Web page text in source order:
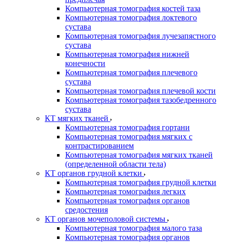
Компьютерная томография костей таза
Компьютерная томография локтевого
сустава
Компьютерная томография лучезапястного
сустава
Компьютерная томография нижней
конечности
Компьютерная томография плечевого
сустава
Компьютерная томография плечевой кости
Компьютерная томография тазобедренного
сустава
КТ мягких тканей
Компьютерная томография гортани
Компьютерная томография мягких с
контрастированием
Компьютерная томография мягких тканей
(определенной области тела)
КТ органов грудной клетки
Компьютерная томография грудной клетки
Компьютерная томография легких
Компьютерная томография органов
средостения
КТ органов мочеполовой системы
Компьютерная томография малого таза
Компьютерная томография органов